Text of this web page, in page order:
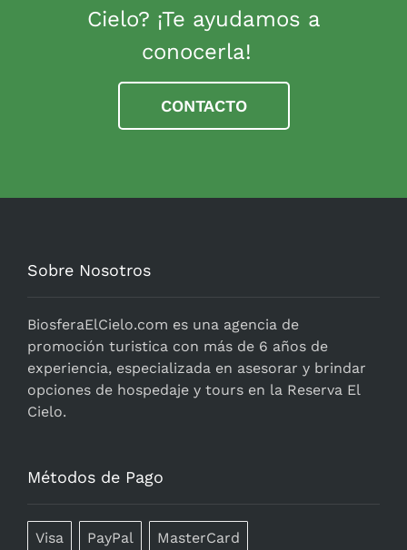
Cielo? ¡Te ayudamos a
conocerla!
CONTACTO
Sobre Nosotros
BiosferaElCielo.com es una agencia de
promoción turistica con más de 6 años de
experiencia, especializada en asesorar y brindar
opciones de hospedaje y tours en la Reserva El
Cielo.
Métodos de Pago
Visa PayPal MasterCard